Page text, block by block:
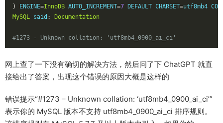
)
ENGINE=InnoDB AUTO_INCREMENT=7 DEFAULT CHARSET=utf8mb4
MySQL said : Documentation
#1273 - Unknown collation: 'utf8mb4_0900_ai_ci'
网上查了一下没有确切的解决方法，然后问了下 ChatGPT 就直
接给出了答案，出现这个错误的原因大概是这样的
错误提示“#1273 – Unknown collation: ‘utf8mb4_0900_ai_ci’”
表示你的 MySQL 版本不支持 utf8mb4_0900_ai_ci 排序规则。